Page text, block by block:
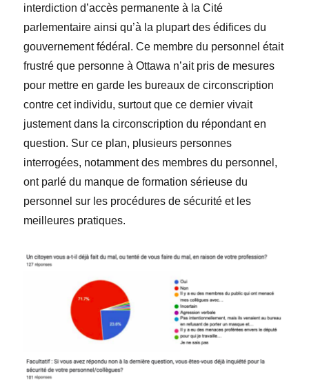
interdiction d’accès permanente à la Cité
parlementaire ainsi qu’à la plupart des édifices du
gouvernement fédéral. Ce membre du personnel était
frustré que personne à Ottawa n’ait pris de mesures
pour mettre en garde les bureaux de circonscription
contre cet individu, surtout que ce dernier vivait
justement dans la circonscription du répondant en
question. Sur ce plan, plusieurs personnes
interrogées, notamment des membres du personnel,
ont parlé du manque de formation sérieuse du
personnel sur les procédures de sécurité et les
meilleures pratiques.